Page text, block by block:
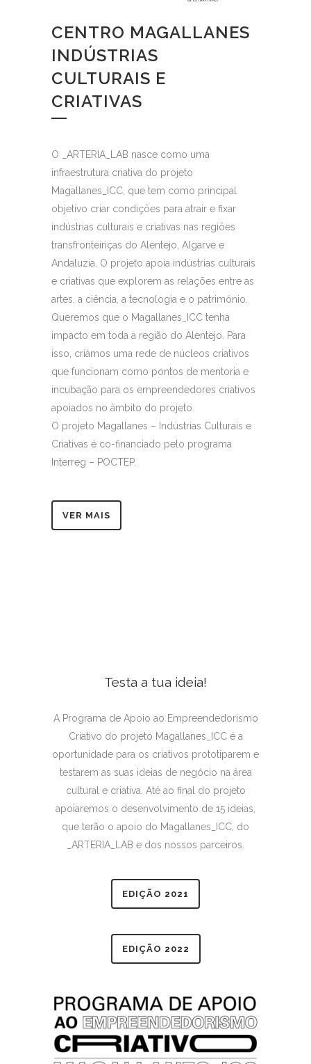
CENTRO MAGALLANES
INDÚSTRIAS
CULTURAIS E
CRIATIVAS
O _ARTERIA_LAB nasce como uma
infraestrutura criativa do projeto
Magallanes_ICC, que tem como principal
objetivo criar condições para atrair e fixar
indústrias culturais e criativas nas regiões
transfronteiriças do Alentejo, Algarve e
Andaluzia. O projeto apoia indústrias culturais
e criativas que explorem as relações entre as
artes, a ciência, a tecnologia e o património.
Queremos que o Magallanes_ICC tenha
impacto em toda a região do Alentejo. Para
isso, criámos uma rede de núcleos criativos
que funcionam como pontos de mentoria e
incubação para os empreendedores criativos
apoiados no âmbito do projeto.
O projeto Magallanes – Indústrias Culturais e
Criativas é co-financiado pelo programa
Interreg – POCTEP.
VER MAIS
Testa a tua ideia!
A Programa de Apoio ao Empreendedorismo
Criativo do projeto Magallanes_ICC é a
oportunidade para os criativos prototiparem e
testarem as suas ideias de negócio na área
cultural e criativa. Até ao final do projeto
apoiaremos o desenvolvimento de 15 ideias,
que terão o apoio do Magallanes_ICC, do
_ARTERIA_LAB e dos nossos parceiros.
EDIÇÃO 2021
EDIÇÃO 2022